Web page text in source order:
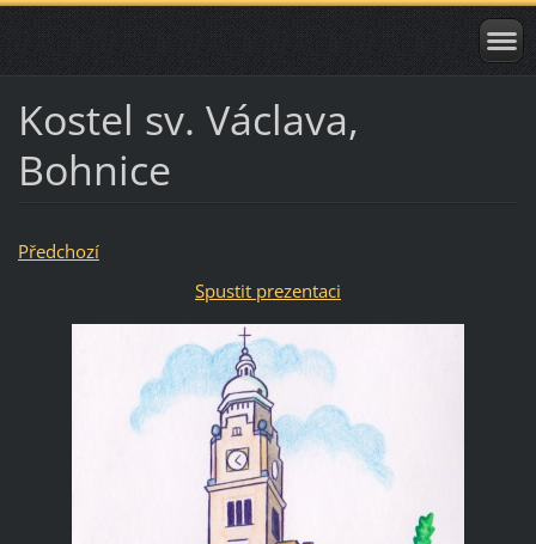
Kostel sv. Václava,
Bohnice
Předchozí
Spustit prezentaci